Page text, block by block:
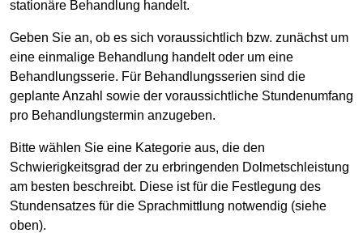
stationäre Behandlung handelt.
Geben Sie an, ob es sich voraussichtlich bzw. zunächst um
eine einmalige Behandlung handelt oder um eine
Behandlungsserie. Für Behandlungsserien sind die
geplante Anzahl sowie der voraussichtliche Stundenumfang
pro Behandlungstermin anzugeben.
Bitte wählen Sie eine Kategorie aus, die den
Schwierigkeitsgrad der zu erbringenden Dolmetschleistung
am besten beschreibt. Diese ist für die Festlegung des
Stundensatzes für die Sprachmittlung notwendig (siehe
oben).